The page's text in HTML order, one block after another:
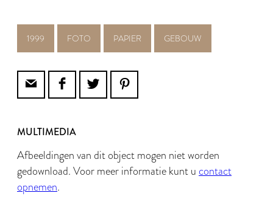
1999 FOTO PAPIER GEBOUW
MULTIMEDIA
Afbeeldingen van dit object mogen niet worden
gedownload. Voor meer informatie kunt u contact
opnemen.